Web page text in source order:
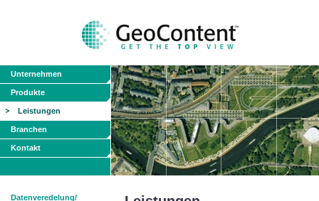
Unternehmen
Produkte
Leistungen
Branchen
Kontakt
Datenveredelung/